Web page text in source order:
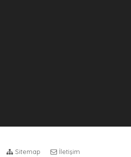
Sitemap İletişim